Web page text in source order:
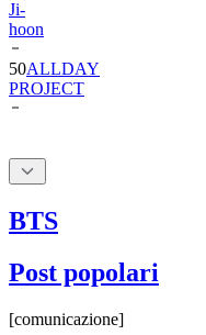
50ALLDAY
PROJECT
BTS
Post popolari
[comunicazione]